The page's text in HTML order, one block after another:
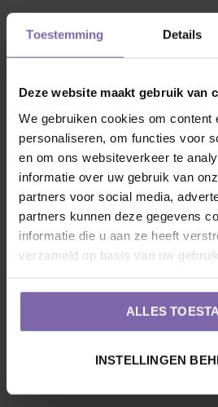
Toestemming Details
Deze website maakt gebruik van
We gebruiken cookies om content
personaliseren, om functies voor
en om ons websiteverkeer te
informatie over uw gebruik van
partners voor social media,
partners kunnen deze gegevens
informatie die u aan ze heeft
verzameld op basis van uw
ALLES
INSTELLINGEN
waarin hij geleverd is. Staat hij in
winderige plek? Gebruik dan een
2. Onderhoud en snoei
Om de
bolvormig te houden, kun je de
direct na de hoofdbloei (juli)
Hoe?Knip de uitgebloeide
derde terug tot een gezonde
Waarom?Dit stimuleert de
stam groeien, mag je direct